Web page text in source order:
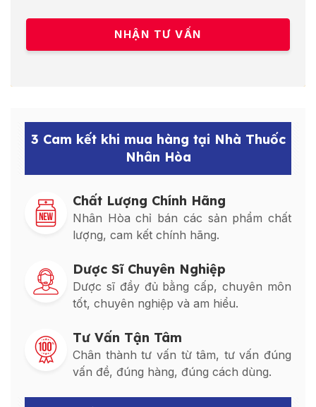
3 Cam kết khi mua hàng tại Nhà Thuốc
Nhân Hòa
Chất Lượng Chính Hãng
Nhân Hòa chỉ bán các sản phẩm chất
lượng, cam kết chính hãng.
Dược Sĩ Chuyên Nghiệp
Dược sĩ đầy đủ bằng cấp, chuyên môn
tốt, chuyên nghiệp và am hiểu.
Tư Vấn Tận Tâm
Chân thành tư vấn từ tâm, tư vấn đúng
vấn đề, đúng hàng, đúng cách dùng.